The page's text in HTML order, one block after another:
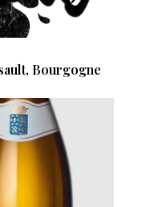
Bourgogne